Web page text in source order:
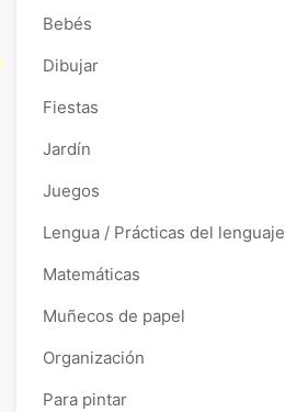
Bebés
Dibujar
Fiestas
Jardín
Juegos
Lengua / Prácticas del lenguaje
Matemáticas
Muñecos de papel
Organización
Para pintar